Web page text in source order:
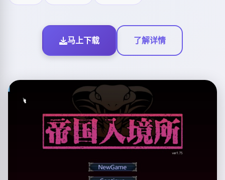
马上下载 了解详情